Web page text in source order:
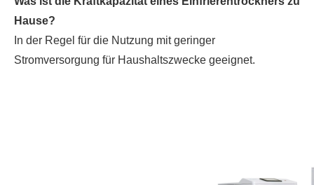
Hause?
In der Regel für die Nutzung mit geringer
Stromversorgung für Haushaltszwecke geeignet.